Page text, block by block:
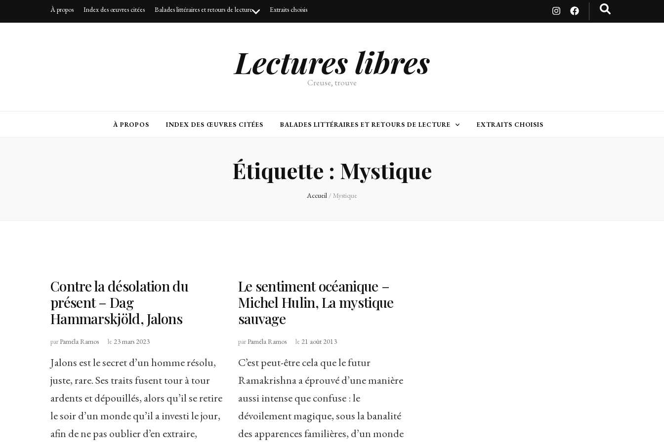
À propos Index des œuvres citées Balades littéraires et retours de lecture Extraits choisis
Lectures libres
Creuse, trouve
À PROPOS INDEX DES ŒUVRES CITÉES BALADES LITTÉRAIRES ET RETOURS DE LECTURE EXTRAITS CHOISIS
Étiquette : Mystique
Accueil / Mystique
Contre la désolation du
présent – Dag
Hammarskjöld, Jalons
parPaméla Ramos le 23 mars 2023
Jalons est le secret d’un homme résolu,
juste, rare. Ses traits fusent tour à tour
ardents et dépouillés, alors qu’il se retire
le soir d’un monde qu’il a investi le jour,
afin de ne pas oublier d’en extraire,
Le sentiment océanique –
Michel Hulin, La mystique
sauvage
parPaméla Ramos le 21 août 2013
C’est peut-être cela que le futur
Ramakrishna a éprouvé d’une manière
aussi intense que confuse : le
dévoilement magique, sous la banalité
des apparences familières, d’un monde